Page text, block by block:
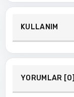
KULLANIM
YORUMLAR [0]